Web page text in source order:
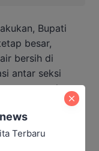
Bupati
besar,
bersih di
antar seksi
memperkuat
Terbaru